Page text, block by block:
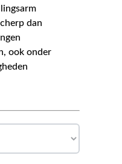
dan
ook onder